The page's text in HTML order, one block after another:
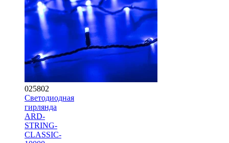
025802
Светодиодная
гирлянда
ARD-
STRING-
CLASSIC-